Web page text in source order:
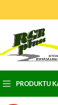
PRODUKTU